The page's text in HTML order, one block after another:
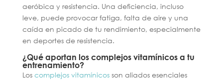
aeróbica y resistencia. Una deficiencia, incluso
leve, puede provocar fatiga, falta de aire y una
caída en picado de tu rendimiento, especialmente
en deportes de resistencia.
¿Qué aportan los complejos vitamínicos a tu
entrenamiento?
Los complejos vitamínicosson aliados esenciales